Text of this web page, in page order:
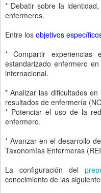
* Debatir sobre la
enfermeros.
Entre los objetivos
* Compartir experiencias
estandarizado enfermero
internacional.
* Analizar las dificultades
resultados de enfermería
* Potenciar el uso de la
enfermero.
* Avanzar en el desarrollo
Taxonomías Enfermeras
La configuración del
conocimiento de las